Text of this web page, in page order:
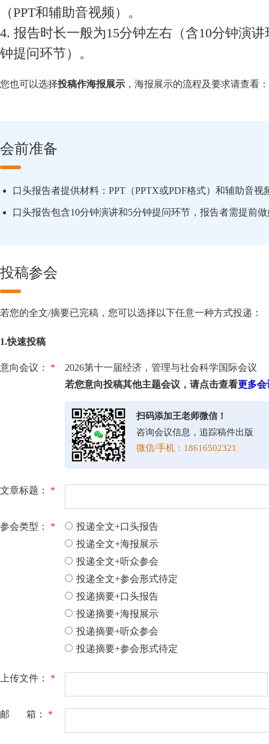
（PPT和辅助音视频）。
4. 报告时长一般为15分钟左右（含10分钟演讲
钟提问环节）。
您也可以选择投稿作海报展示 ，海报展示的流程及要求请查看：
会前准备
口头报告者提供材料：PPT（PPTX或PDF格式）和辅助音视
口头报告包含10分钟演讲和5分钟提问环节，报告者需提前
投稿参会
若您的全文/摘要已完稿，您可以选择以下任意一种方式投递：
1.快速投稿
意向会议： *
2026第十一届经济，管理与社会科学国际会议
若您意向投稿其他主题会议，请点击查看更多会
扫码添加王老师微信！
咨询会议信息，追踪稿件出版
微信/手机：18616502321
文章标题： *
参会类型： *
投递全文+口头报告
投递全文+海报展示
投递全文+听众参会
投递全文+参会形式待定
投递摘要+口头报告
投递摘要+海报展示
投递摘要+听众参会
投递摘要+参会形式待定
上传文件： *
邮 箱： *